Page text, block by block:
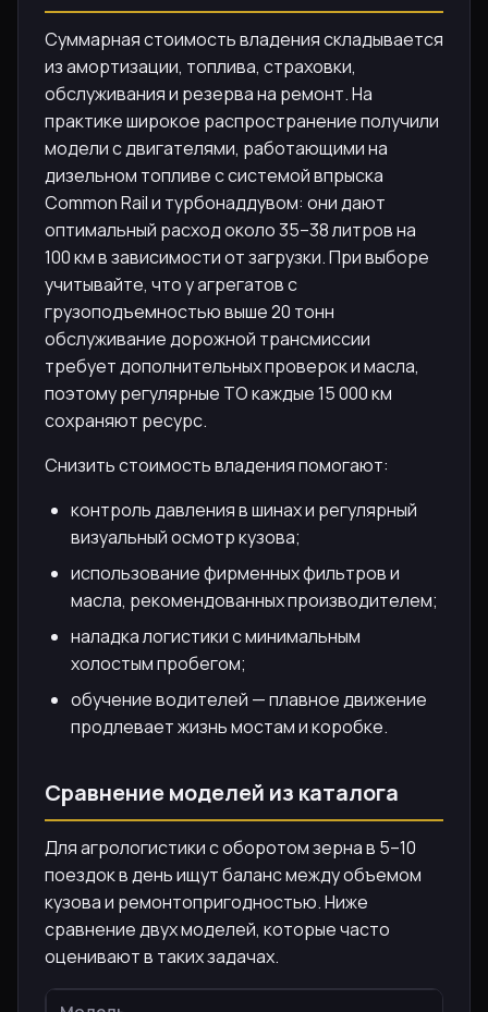
Суммарная стоимость владения складывается
из амортизации, топлива, страховки,
обслуживания и резерва на ремонт. На
практике широкое распространение получили
модели с двигателями, работающими на
дизельном топливе с системой впрыска
Common Rail и турбонаддувом: они дают
оптимальный расход около 35–38 литров на
100 км в зависимости от загрузки. При выборе
учитывайте, что у агрегатов с
грузоподъемностью выше 20 тонн
обслуживание дорожной трансмиссии
требует дополнительных проверок и масла,
поэтому регулярные ТО каждые 15 000 км
сохраняют ресурс.
Снизить стоимость владения помогают:
контроль давления в шинах и регулярный
визуальный осмотр кузова;
использование фирменных фильтров и
масла, рекомендованных производителем;
наладка логистики с минимальным
холостым пробегом;
обучение водителей — плавное движение
продлевает жизнь мостам и коробке.
Сравнение моделей из каталога
Для агрологистики с оборотом зерна в 5–10
поездок в день ищут баланс между объемом
кузова и ремонтопригодностью. Ниже
сравнение двух моделей, которые часто
оценивают в таких задачах.